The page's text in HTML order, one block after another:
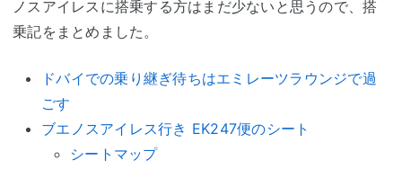
ノスアイレスに搭乗する方はまだ少ないと思うので、搭
乗記をまとめました。
ドバイでの乗り継ぎ待ちはエミレーツラウンジで過
ごす
ブエノスアイレス行き EK247便のシート
シートマップ